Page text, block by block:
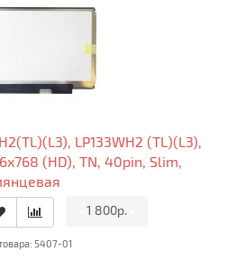
LP133WH2 (TL)(L3),
(HD), TN, 40pin, Slim,
1 800р.
5407-01